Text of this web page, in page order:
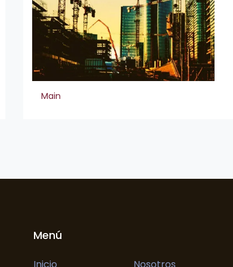
Main
Menú